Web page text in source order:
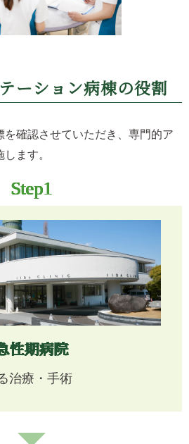
ーション病棟の役割
を確認させていただき、専門的ア
ます。
Step1
性期病院
治療・手術